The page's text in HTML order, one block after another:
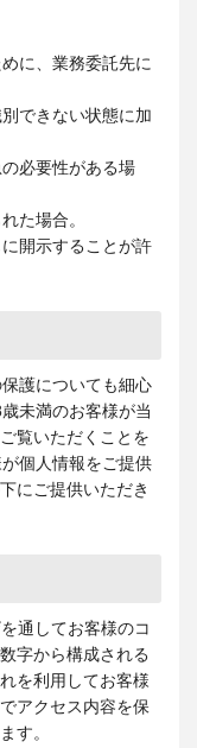
に、業務委託先に
できない状態に加
必要性がある場
た場合。
開示することが許
護についても細心
未満のお客様が当
覧いただくことを
個人情報をご提供
にご提供いただき
通してお客様のコ
字から構成される
を利用してお客様
アクセス内容を保
す。